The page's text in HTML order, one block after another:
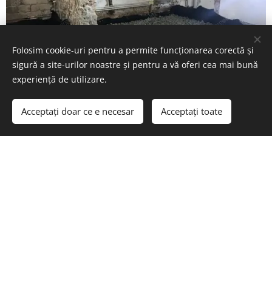
Folosim cookie-uri pentru a permite funcționarea corectă și
sigură a site-urilor noastre și pentru a vă oferi cea mai bună
experiență de utilizare.
Acceptați doar ce e necesar Acceptați toate